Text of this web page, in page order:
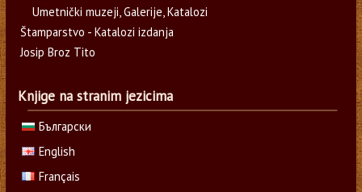
Umetnički muzeji, Galerije, Katalozi
Štamparstvo - Katalozi izdanja
Josip Broz Tito
Knjige na stranim jezicima
Български
English
Français